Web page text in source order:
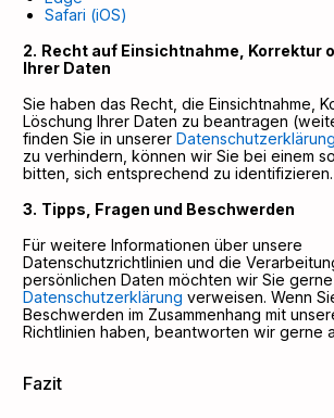
Safari (iOS)
Recht auf Einsichtnahme, Korrektur
Ihrer Daten
Sie haben das Recht, die Einsichtnahme,
Löschung Ihrer Daten zu beantragen
finden Sie in unserer Datenschutzerklärung
zu verhindern, können wir Sie bei einem
bitten, sich entsprechend zu identifizieren.
Tipps, Fragen und Beschwerden
Für weitere Informationen über unsere
Datenschutzrichtlinien und die
persönlichen Daten möchten wir Sie
Datenschutzerklärung verweisen. Wenn
Beschwerden im Zusammenhang mit
Richtlinien haben, beantworten wir gerne
Fazit